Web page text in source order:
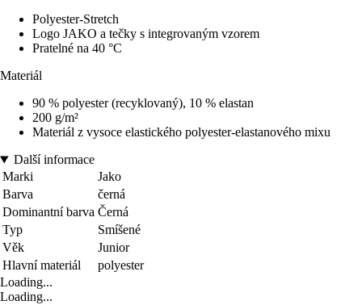
Polyester-Stretch
Logo JAKO a tečky s integrovaným vzorem
Pratelné na 40 °C
Materiál
90 % polyester (recyklovaný), 10 % elastan
200 g/m²
Materiál z vysoce elastického polyester-elastanového mixu
Další informace
Marki
Jako
Barva
černá
Dominantní barva Černá
Typ
Smíšené
Věk
Junior
Hlavní materiál
polyester
Loading...
Loading...